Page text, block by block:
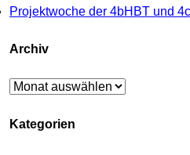
Projektwoche der 4bHBT und
Archiv
Archiv
Kategorien